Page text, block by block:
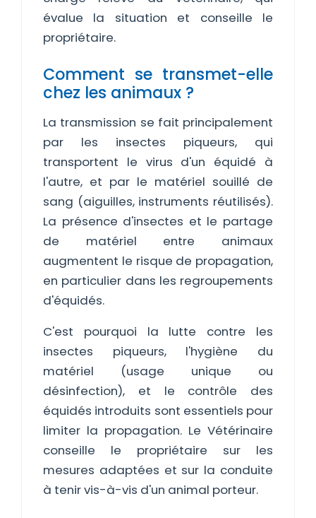
évalue la situation et conseille le
propriétaire.
Comment se transmet-elle
chez les animaux ?
La transmission se fait principalement
par les insectes piqueurs, qui
transportent le virus d'un équidé à
l'autre, et par le matériel souillé de
sang (aiguilles, instruments réutilisés).
La présence d'insectes et le partage
de matériel entre animaux
augmentent le risque de propagation,
en particulier dans les regroupements
d'équidés.
C'est pourquoi la lutte contre les
insectes piqueurs, l'hygiène du
matériel (usage unique ou
désinfection), et le contrôle des
équidés introduits sont essentiels pour
limiter la propagation. Le Vétérinaire
conseille le propriétaire sur les
mesures adaptées et sur la conduite
à tenir vis-à-vis d'un animal porteur.